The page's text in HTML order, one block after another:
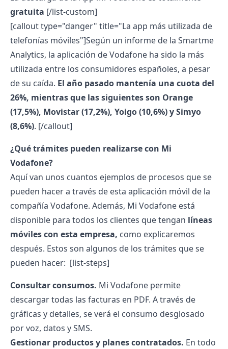
gratuita [/list-custom]
[callout type="danger" title="La app más utilizada de
telefonías móviles"]Según un informe de la Smartme
Analytics, la aplicación de Vodafone ha sido la más
utilizada entre los consumidores españoles, a pesar
de su caída. El año pasado mantenía una cuota del
26%, mientras que las siguientes son Orange
(17,5%), Movistar (17,2%), Yoigo (10,6%) y Simyo
(8,6%). [/callout]
¿Qué trámites pueden realizarse con Mi
Vodafone?
Aquí van unos cuantos ejemplos de procesos que se
pueden hacer a través de esta aplicación móvil de la
compañía Vodafone. Además, Mi Vodafone está
disponible para todos los clientes que tengan líneas
móvilescon esta empresa, como explicaremos
después. Estos son algunos de los trámites que se
pueden hacer: [list-steps]
Consultar consumos. Mi Vodafone permite
descargar todas las facturas en PDF. A través de
gráficas y detalles, se verá el consumo desglosado
por voz, datos y SMS.
Gestionar productos y planes contratados. En todo